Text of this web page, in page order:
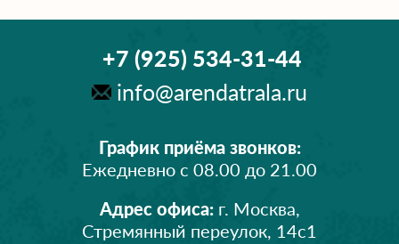
График приёма звонков:
Ежедневно с 08.00 до 21.00
Адрес офиса:г. Москва,
Стремянный переулок, 14с1
+7 (925) 534-31-44
info@arendatrala.ru